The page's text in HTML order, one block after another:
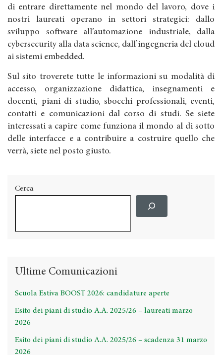
di entrare direttamente nel mondo del lavoro, dove i
nostri laureati operano in settori strategici: dallo
sviluppo software all’automazione industriale, dalla
cybersecurity alla data science, dall’ingegneria del cloud
ai sistemi embedded.
Sul sito troverete tutte le informazioni su modalità di
accesso, organizzazione didattica, insegnamenti e
docenti, piani di studio, sbocchi professionali, eventi,
contatti e comunicazioni dal corso di studi. Se siete
interessati a capire come funziona il mondo al di sotto
delle interfacce e a contribuire a costruire quello che
verrà, siete nel posto giusto.
Cerca
Ultime Comunicazioni
Scuola Estiva BOOST 2026: candidature aperte
Esito dei piani di studio A.A. 2025/26 – laureati marzo
2026
Esito dei piani di studio A.A. 2025/26 – scadenza 31 marzo
2026